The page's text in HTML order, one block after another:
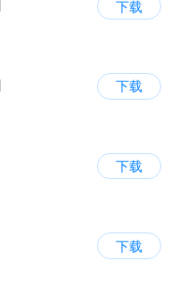
下载
下载
下载
下载